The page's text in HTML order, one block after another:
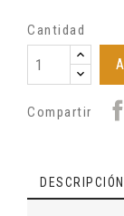
Cantidad
Compartir
DESCRIPCIÓN